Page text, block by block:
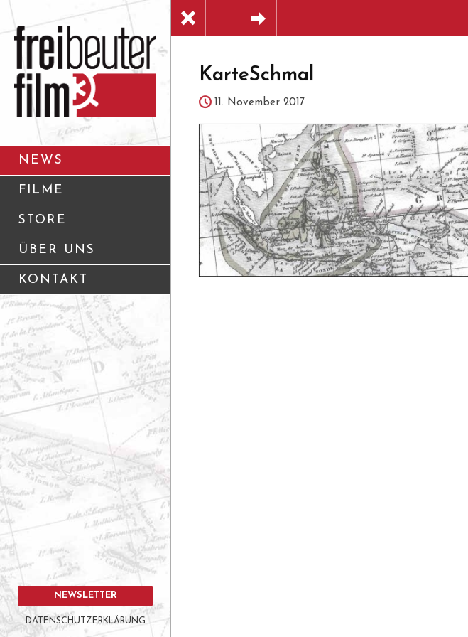
NEWS
FILME
STORE
ÜBER UNS
KONTAKT
NEWSLETTER
DATENSCHUTZERKLÄRUNG
KarteSchmal
11. November 2017